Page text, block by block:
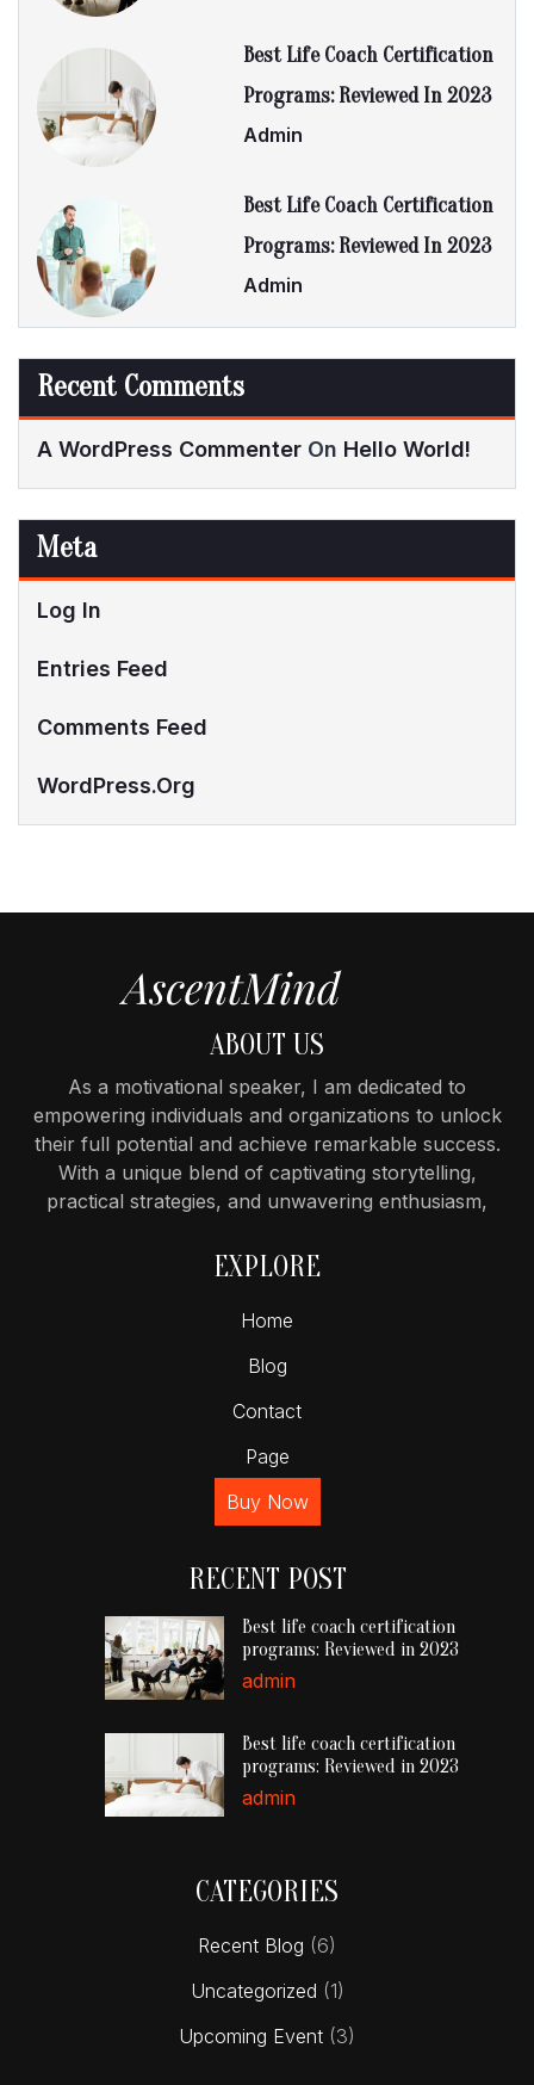
Best Life Coach Certification
Programs: Reviewed In 2023
Admin
Best Life Coach Certification
Programs: Reviewed In 2023
Admin
Recent Comments
A WordPress Commenter On Hello World!
Meta
Log In
Entries Feed
Comments Feed
WordPress.org
ABOUT US
As a motivational speaker, I am dedicated to
empowering individuals and organizations to unlock
their full potential and achieve remarkable success.
With a unique blend of captivating storytelling,
practical strategies, and unwavering enthusiasm,
EXPLORE
Home
Blog
Contact
Page
Buy Now
RECENT POST
Best life coach certification
programs: Reviewed in 2023
admin
Best life coach certification
programs: Reviewed in 2023
admin
CATEGORIES
Recent Blog (6)
Uncategorized (1)
Upcoming Event (3)